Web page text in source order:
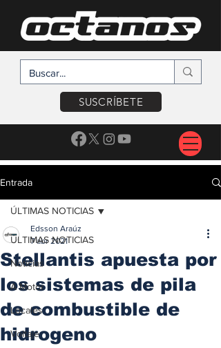
SUSCRÍBETE
Entrada
ÚLTIMAS NOTICIAS
Noticias
A Motor
Locales
Voltaje
ÚLTIMAS NOTICIAS
Stellantis apuesta por
los sistemas de pila
de combustible de
hidrogeno
Edsson Araúz
7 abr 2021